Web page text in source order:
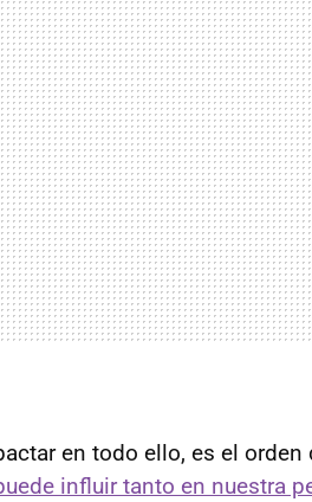
en todo ello, es el
influir tanto en nuestra